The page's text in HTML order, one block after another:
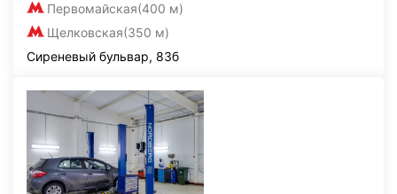
Первомайская(400 м)
Щелковская(350 м)
Сиреневый бульвар, 83б